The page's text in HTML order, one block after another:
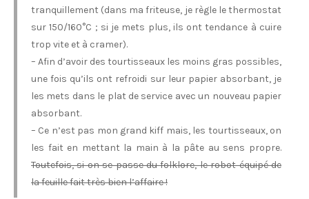
tranquillement (dans ma friteuse, je règle le thermostat
sur 150/160°C ; si je mets plus, ils ont tendance à cuire
trop vite et à cramer).
– Afin d’avoir des tourtisseaux les moins gras possibles,
une fois qu’ils ont refroidi sur leur papier absorbant, je
les mets dans le plat de service avec un nouveau papier
absorbant.
– Ce n’est pas mon grand kiff mais, les tourtisseaux, on
les fait en mettant la main à la pâte au sens propre.
Toutefois, si on se passe du folklore, le robot équipé de
la feuille fait très bien l’affaire !